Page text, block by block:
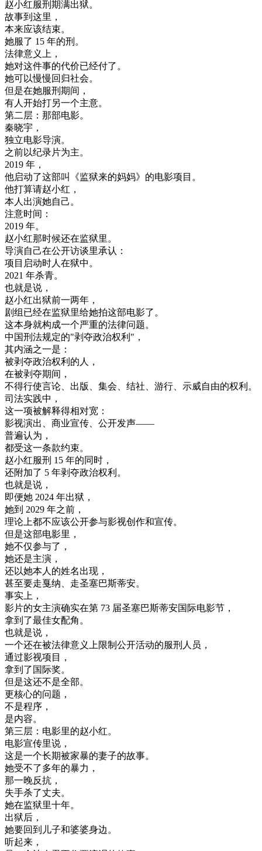
赵小红服刑 期满出狱。
故事到 这里 ，
本来应该结束。
她服了 15 年的刑 。
法律意义上 ，
她对这件事的代价已经付了。
她可以慢慢 回归社会。
但是在她服刑 期间 ，
有人开始打另一个主意。
第二层 ： 那部电影。
秦晓宇 ，
独立电影导演。
之前以纪录片为主。
2019 年 ，
他启动了这部叫 《监狱来的妈妈》 的电影项目 。
他打算请赵小红 ，
本人出演她自己。
注意时间 ：
2019 年。
赵小红那时候还在监狱里。
导演自己在公开访谈里承认 ：
项目 启动时人在狱中。
2021 年杀青。
也就是说 ，
赵小红出狱前一两年 ，
剧组 已经在监狱里给她拍这部电影了。
这本身就构成一个严重的法律问题。
中国刑法规定的"剥夺政治权利 " ，
其内涵之一是 ：
被剥夺政治权利 的人 ，
在被剥夺期间 ，
不得行使言论、 出版 、 集会、 结社、 游行、 示威自由的权利 。
司法实践中 ，
这一项被解释得相对宽 ：
影视演出 、 商业宣传、 公开发声——
普遍认为 ，
都受这一条款约束。
赵小红服刑 15 年的同时 ，
还附加了 5 年剥夺政治权利 。
也就是说 ，
即便她 2024 年出狱 ，
她到 2029 年之前 ，
理论上都不应该公开参与影视创作和宣传。
但是这部电影里 ，
她不仅参与了 ，
她还是主演 ，
还以她本人的姓名出现 ，
甚至要走戛纳、 走圣塞巴斯蒂安。
事实上 ，
影片的女主演确实在第 73 届圣塞巴斯蒂安国际电影节 ，
拿到 了最佳女配角。
也就是说 ，
一个还在被法律意义上限制 公开活动的服刑 人员 ，
通过影视项目
，
拿到 了 国际奖。
但是这还不是全部。
更核心的问题 ，
不是程序 ，
是内容。
第三层 ： 电影里的赵小红。
电影宣传里说 ，
这是一个长期被家暴的妻子的故事。
她受不了多年的暴力 ，
那一晚反抗 ，
失手杀了丈夫。
她在监狱里十年。
出狱后 ，
她要回到 儿子和婆婆身边。
听起来 ，